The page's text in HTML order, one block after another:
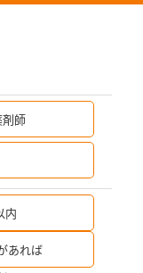
師
内
あれば